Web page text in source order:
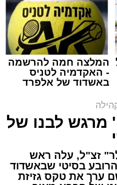
מילים.
שישי, נהנו המונים
של 'מעגלים'.
מדובר במופע שגרתי,
אותנטי, שהצליח
ימי החולין - אל
חצרות הקודש.
המלצה חמה להרשמה
- האקדמיה לטניס
באשדוד של אלפרד
לבנו של
זצ"ל, עלה ראש
בסיטי שבאשדוד
ערך את טקס גזיזת